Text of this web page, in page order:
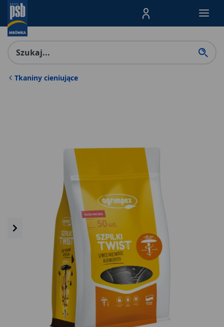
Menu Produktów,
Tkaniny cieniujące